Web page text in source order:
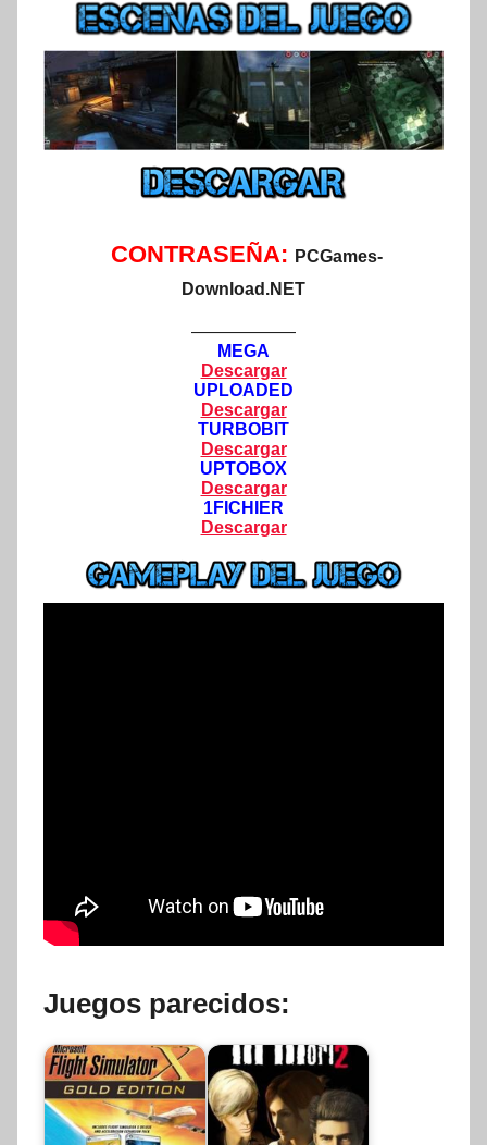
CONTRASEÑA: PCGames-
Download.NET
——————
MEGA
Descargar
UPLOADED
Descargar
TURBOBIT
Descargar
UPTOBOX
Descargar
1FICHIER
Descargar
Juegos parecidos: